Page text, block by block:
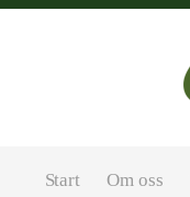
Start Om oss